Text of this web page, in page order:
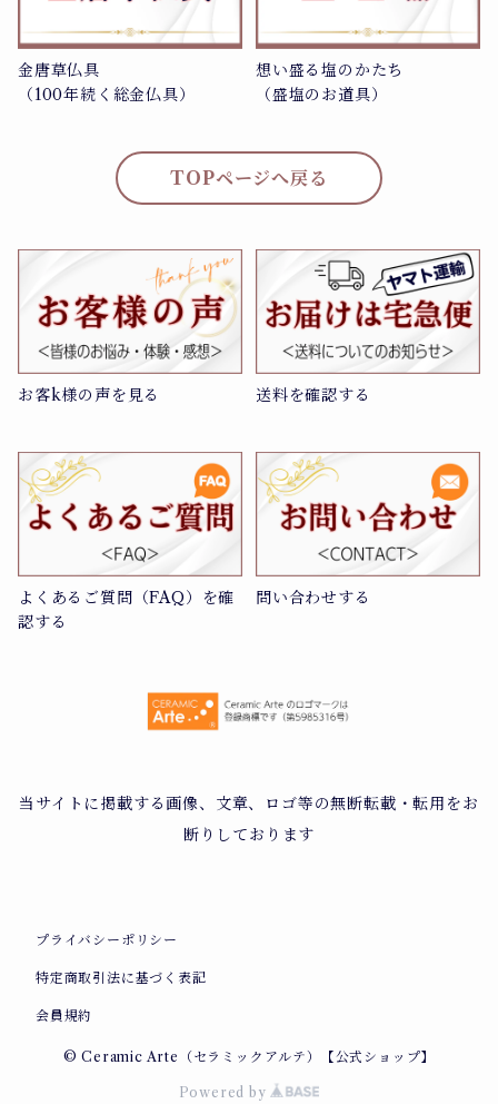
金唐草仏具
（100年続く総金仏具）
想い盛る塩のかたち
（盛塩のお道具）
TOPページへ戻る
お客k様の声を見る 送料を確認する
よくあるご質問（FAQ）を確
認する
問い合わせする
当サイトに掲載する画像、文章、ロゴ等の無断転載・転用をお
断りしております
プライバシーポリシー
特定商取引法に基づく表記
会員規約
© Ceramic Arte（セラミックアルテ）【公式ショップ】
Powered by